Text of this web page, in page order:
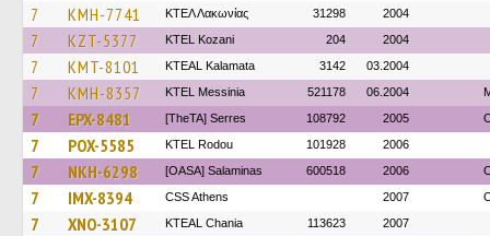
7 KMH-7741 ΚΤΕΛ Λακωνίας 31298 2004
7 KZT-5377 ΚΤΕL Kozani 204 2004
7 KMT-8101 KTEAL Kalamata 3142 03.2004
7 KMH-8357 KTEL Messinia 521178 06.2004
7 EPX-8481 [TheTA] Serres 108792 2005
7 POX-5585 ΚΤΕL Rodou 101928 2006
7 NKH-6298 [OASA] Salaminas 600518 2006
7 IMX-8394 CSS Athens 2007
7 XNO-3107 KTEAL Chania 113623 2007